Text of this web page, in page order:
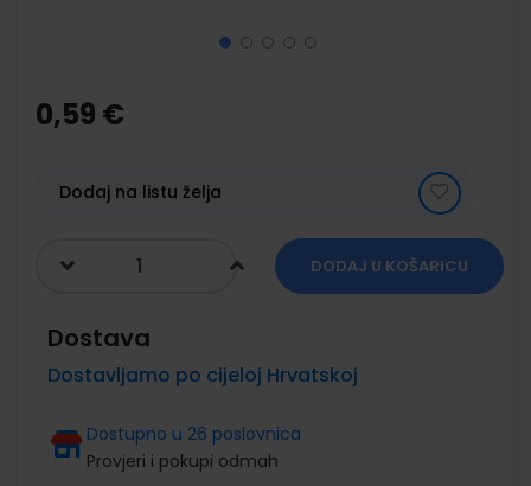
the
beginning
gallery
0,59 €
Dodaj na listu želja
DODAJ U KOŠARICU
Dostava
Dostavljamo po cijeloj Hrvatskoj
Dostupno u 26 poslovnica
Provjeri i pokupi odmah